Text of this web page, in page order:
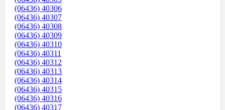
(06436) 40306
(06436) 40307
(06436) 40308
(06436) 40309
(06436) 40310
(06436) 40311
(06436) 40312
(06436) 40313
(06436) 40314
(06436) 40315
(06436) 40316
(06436) 40317